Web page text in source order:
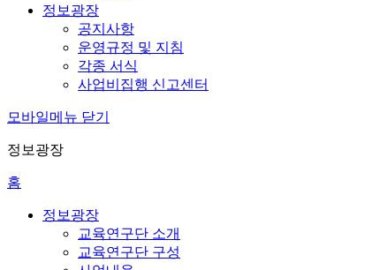
정보광장
공지사항
운영규정 및 지침
각종 서식
사업비집행 신고센터
모바일메뉴 닫기
정보광장
홈
정보광장
교육연구단 소개
교육연구단 구성